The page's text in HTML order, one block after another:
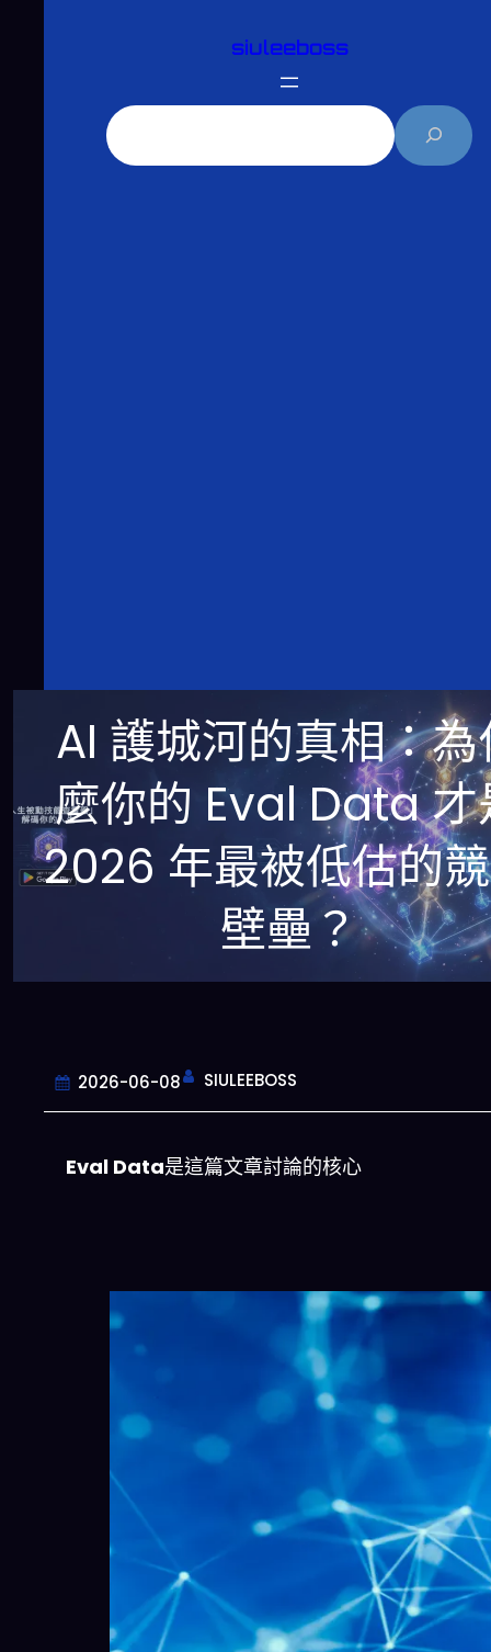
siuleeboss
AI 護城河的真相：為
麼你的 Eval Data 才
2026 年最被低估的
壁壘？
2026-06-08 SIULEEBOSS
Eval Data是這篇文章討論的核心